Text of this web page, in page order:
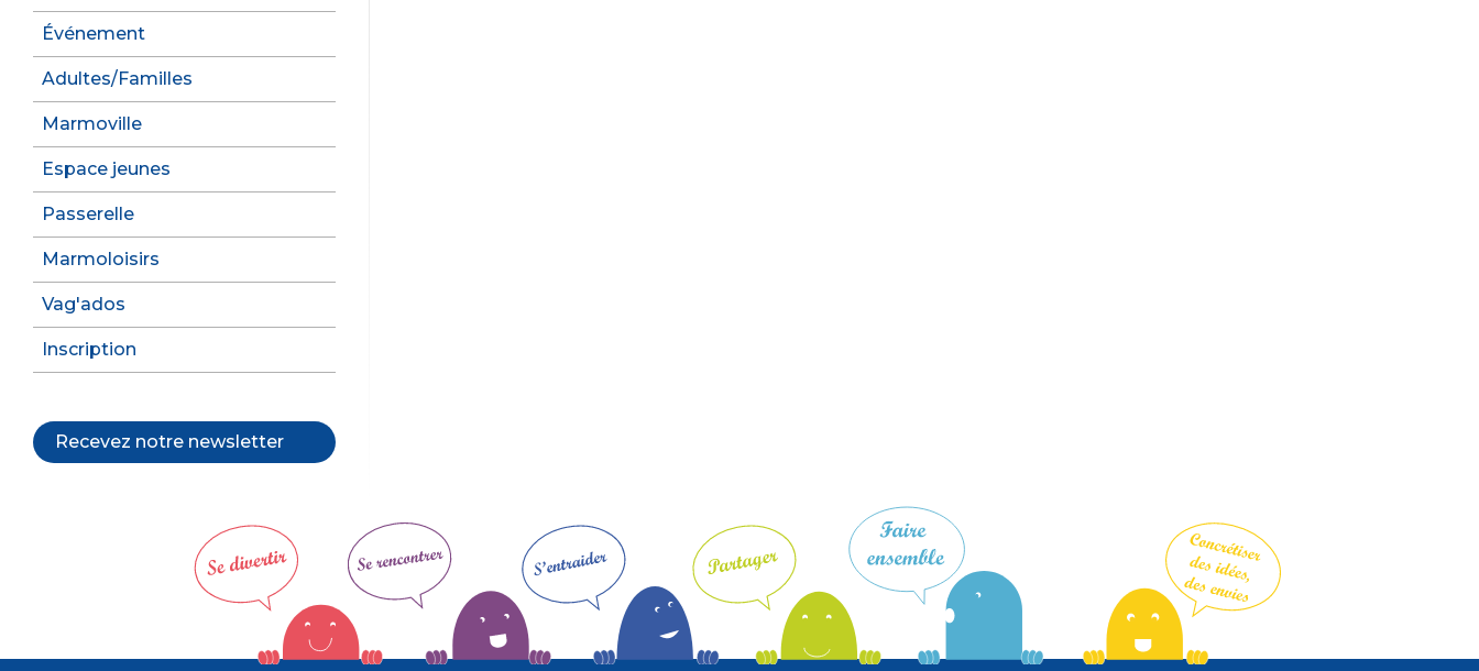
Événement
Adultes/Familles
Marmoville
Espace jeunes
Passerelle
Marmoloisirs
Vag'ados
Inscription
Recevez notre newsletter